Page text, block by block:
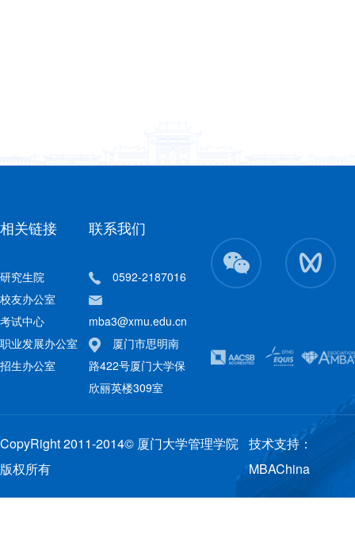
相关链接
研究生院
校友办公室
考试中心
职业发展办公室
招生办公室
联系我们
0592-2187016
mba3@xmu.edu.cn
厦门市思明南
路422号厦门大学保
欣丽英楼309室
CopyRight 2011-2014© 厦门大学管理学院
版权所有
技术支持：
MBAChina